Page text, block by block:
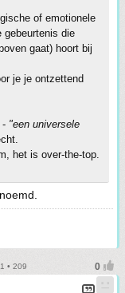
of emotionele
gebeurtenis die
gaat) hoort bij
je je ontzettend
- "een universele
het is over-the-top.
• 209